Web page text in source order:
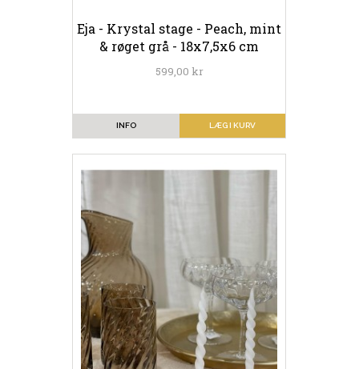
Eja - Krystal stage - Peach, mint
& røget grå - 18x7,5x6 cm
599,00 kr
LÆG I KURV
INFO